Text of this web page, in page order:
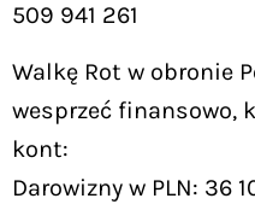
509 941 261
Walkę Rot w obronie
wesprzeć finansowo,
kont:
Darowizny w PLN: 36